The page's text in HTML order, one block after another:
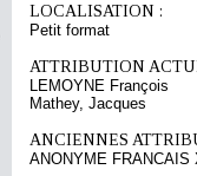
LOCALISATION :
Petit format
ATTRIBUTION
LEMOYNE François
Mathey, Jacques
ANCIENNES
ANONYME FRANCAIS